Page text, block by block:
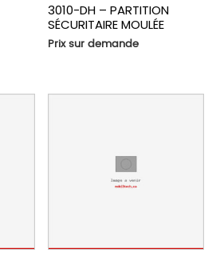
3010-DH – PARTITION
SÉCURITAIRE MOULÉE
Prix sur demande